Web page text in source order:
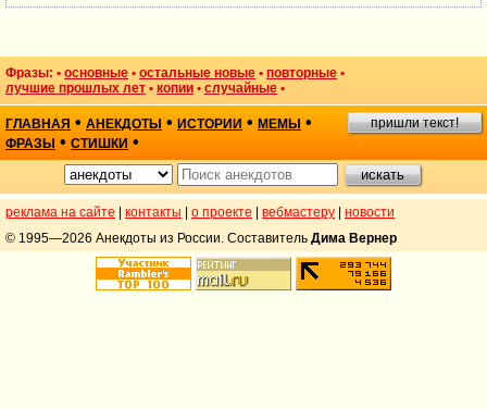
Фразы: • основные • остальные новые • повторные •
лучшие прошлых лет • копии • случайные •
ГЛАВНАЯ • АНЕКДОТЫ • ИСТОРИИ • МЕМЫ •
ФРАЗЫ • СТИШКИ •
пришли текст!
реклама на сайте контакты о проекте вебмастеру
новости
© 1995—2026 Анекдоты из России. Составитель Дима Вернер